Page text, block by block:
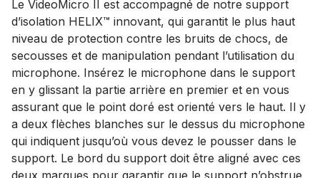
Le VideoMicro II est accompagné de notre support
d’isolation HELIX™ innovant, qui garantit le plus haut
niveau de protection contre les bruits de chocs, de
secousses et de manipulation pendant l’utilisation du
microphone. Insérez le microphone dans le support
en y glissant la partie arrière en premier et en vous
assurant que le point doré est orienté vers le haut. Il y
a deux flèches blanches sur le dessus du microphone
qui indiquent jusqu’où vous devez le pousser dans le
support. Le bord du support doit être aligné avec ces